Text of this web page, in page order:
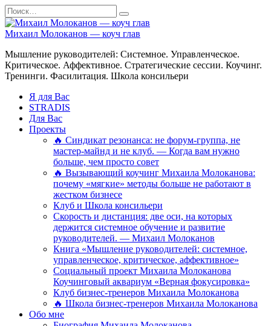
Перейти
к
содержанию
Search
for:
Михаил Молоканов — коуч глав
Мышление руководителей: Системное. Управленческое.
Критическое. Аффективное. Стратегические сессии. Коучинг.
Тренинги. Фасилитация. Школа консильери
Я для Вас
STRADIS
Для Вас
Проекты
🔥 Синдикат резонанса: не форум-группа, не
мастер-майнд и не клуб. — Когда вам нужно
больше, чем просто совет
🔥 Вызывающий коучинг Михаила Молоканова:
почему «мягкие» методы больше не работают в
жестком бизнесе
Клуб и Школа консильери
Скорость и дистанция: две оси, на которых
держится системное обучение и развитие
руководителей. — Михаил Молоканов
Книга «Мышление руководителей: системное,
управленческое, критическое, аффективное»
Социальный проект Михаила Молоканова
Коучинговый аквариум «Верная фокусировка»
Клуб бизнес-тренеров Михаила Молоканова
🔥 Школа бизнес-тренеров Михаила Молоканова
Обо мне